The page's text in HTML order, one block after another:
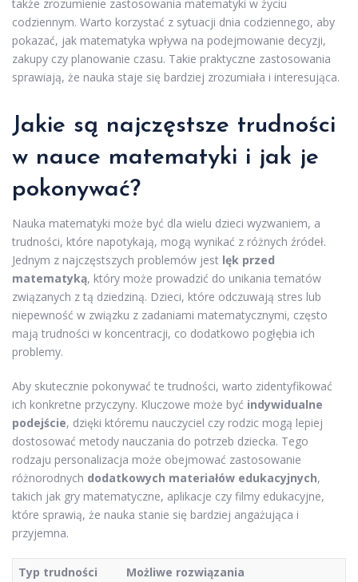
także zrozumienie zastosowania matematyki w życiu
codziennym. Warto korzystać z sytuacji dnia codziennego, aby
pokazać, jak matematyka wpływa na podejmowanie decyzji,
zakupy czy planowanie czasu. Takie praktyczne zastosowania
sprawiają, że nauka staje się bardziej zrozumiała i interesująca.
Jakie są najczęstsze trudności
w nauce matematyki i jak je
pokonywać?
Nauka matematyki może być dla wielu dzieci wyzwaniem, a
trudności, które napotykają, mogą wynikać z różnych źródeł.
Jednym z najczęstszych problemów jest lęk przed
matematyką, który może prowadzić do unikania tematów
związanych z tą dziedziną. Dzieci, które odczuwają stres lub
niepewność w związku z zadaniami matematycznymi, często
mają trudności w koncentracji, co dodatkowo pogłębia ich
problemy.
Aby skutecznie pokonywać te trudności, warto zidentyfikować
ich konkretne przyczyny. Kluczowe może być indywidualne
podejście, dzięki któremu nauczyciel czy rodzic mogą lepiej
dostosować metody nauczania do potrzeb dziecka. Tego
rodzaju personalizacja może obejmować zastosowanie
różnorodnych dodatkowych materiałów edukacyjnych,
takich jak gry matematyczne, aplikacje czy filmy edukacyjne,
które sprawią, że nauka stanie się bardziej angażująca i
przyjemna.
Typ trudności
Możliwe rozwiązania